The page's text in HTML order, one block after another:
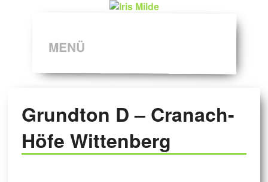
MENÜ
Grundton D – Cranach-
Höfe Wittenberg